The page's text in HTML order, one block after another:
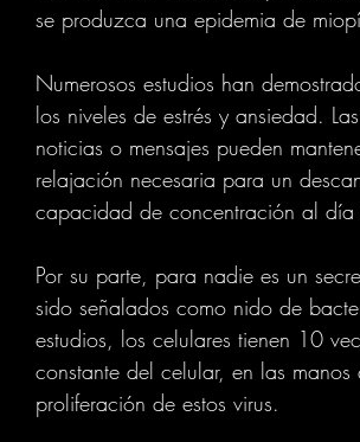
se produzca una epidemia de
Numerosos estudios han
los niveles de estrés y ansiedad.
noticias o mensajes pueden
relajación necesaria para un
capacidad de concentración al día
Por su parte, para nadie es un
sido señalados como nido de
estudios, los celulares tienen 10
constante del celular, en las
proliferación de estos virus.